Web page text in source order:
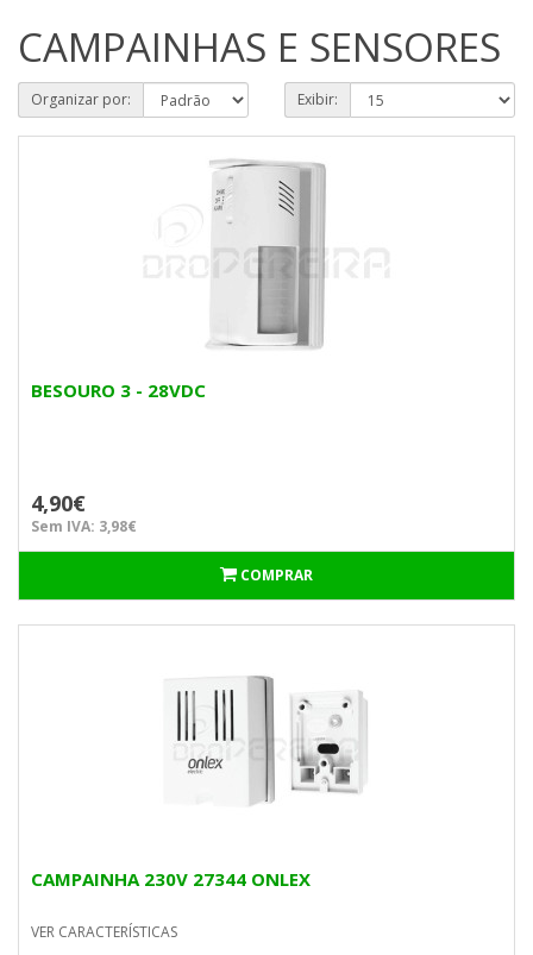
CAMPAINHAS E SENSORES
Organizar por: Exibir:
BESOURO 3 - 28VDC
4,90€
Sem IVA: 3,98€
COMPRAR
CAMPAINHA 230V 27344 ONLEX
VER CARACTERÍSTICAS